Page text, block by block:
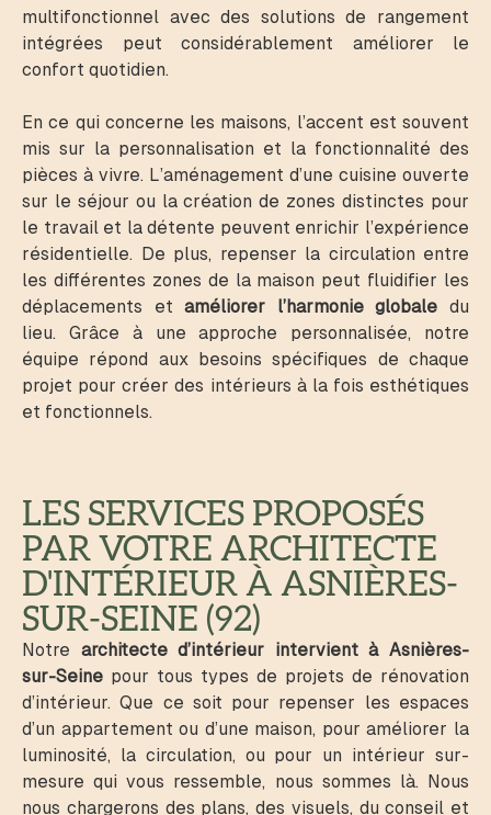
multifonctionnel avec des solutions de rangement
intégrées peut considérablement améliorer le
confort quotidien.
En ce qui concerne les maisons, l’accent est souvent
mis sur la personnalisation et la fonctionnalité des
pièces à vivre. L’aménagement d’une cuisine ouverte
sur le séjour ou la création de zones distinctes pour
le travail et la détente peuvent enrichir l’expérience
résidentielle. De plus, repenser la circulation entre
les différentes zones de la maison peut fluidifier les
déplacements etaméliorer l’harmonie globale du
lieu. Grâce à une approche personnalisée, notre
équipe répond aux besoins spécifiques de chaque
projet pour créer des intérieurs à la fois esthétiques
et fonctionnels.
LES SERVICES PROPOSÉS
PAR VOTRE ARCHITECTE
D'INTÉRIEUR À ASNIÈRES-
SUR-SEINE (92)
Notre architecte d’intérieur intervient à Asnières-
sur-Seine pour tous types de projets de rénovation
d’intérieur. Que ce soit pour repenser les espaces
d’un appartement ou d’une maison, pour améliorer la
luminosité, la circulation, ou pour un intérieur sur-
mesure qui vous ressemble, nous sommes là. Nous
nous chargerons des plans, des visuels, du conseil et